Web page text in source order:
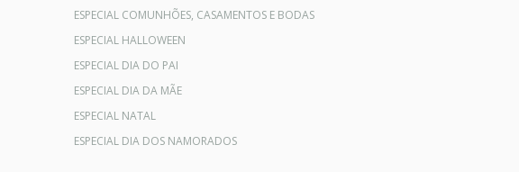
ESPECIAL COMUNHÕES, CASAMENTOS E BODAS
ESPECIAL HALLOWEEN
ESPECIAL DIA DO PAI
ESPECIAL DIA DA MÃE
ESPECIAL NATAL
ESPECIAL DIA DOS NAMORADOS